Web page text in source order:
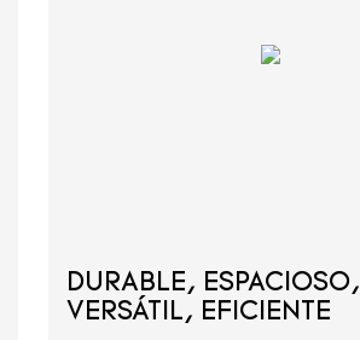
DURABLE, ESPACIOSO,
VERSÁTIL, EFICIENTE